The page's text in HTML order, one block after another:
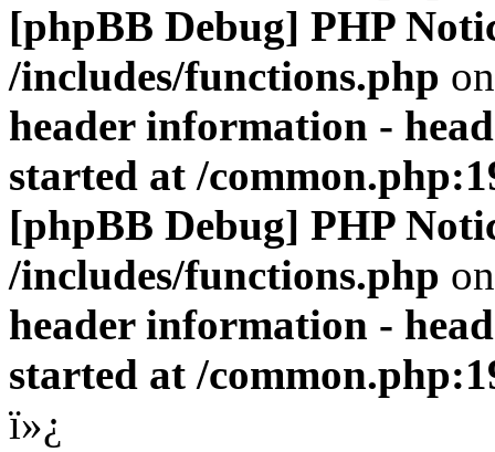
[phpBB Debug] PHP
/includes/functions.php
header information -
started at /
[phpBB Debug] PHP
/includes/functions.php
header information -
started at /
ï»¿